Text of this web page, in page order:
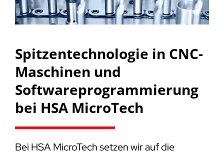
Spitzentechnologie in CNC-
Maschinen und
Softwareprogrammierung
bei HSA MicroTech
Bei HSA MicroTech setzen wir auf die